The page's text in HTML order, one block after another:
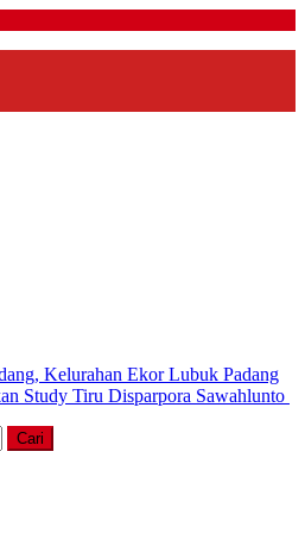
Kelurahan Ekor Lubuk Padang
Study Tiru Disparpora Sawahlunto